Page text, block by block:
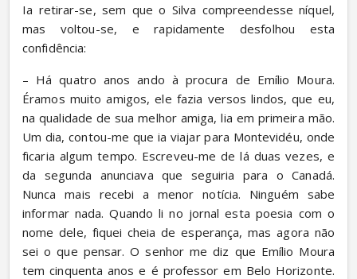
Ia retirar-se, sem que o Silva compreendesse níquel,
mas voltou-se, e rapidamente desfolhou esta
confidência:
– Há quatro anos ando à procura de Emílio Moura.
Éramos muito amigos, ele fazia versos lindos, que eu,
na qualidade de sua melhor amiga, lia em primeira mão.
Um dia, contou-me que ia viajar para Montevidéu, onde
ficaria algum tempo. Escreveu-me de lá duas vezes, e
da segunda anunciava que seguiria para o Canadá.
Nunca mais recebi a menor notícia. Ninguém sabe
informar nada. Quando li no jornal esta poesia com o
nome dele, fiquei cheia de esperança, mas agora não
sei o que pensar. O senhor me diz que Emílio Moura
tem cinquenta anos e é professor em Belo Horizonte.